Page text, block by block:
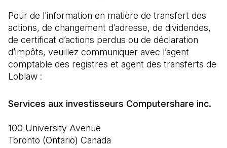
Pour de l’information en matière de transfert des
actions, de changement d’adresse, de dividendes,
de certificat d’actions perdus ou de déclaration
d’impôts, veuillez communiquer avec l’agent
comptable des registres et agent des transferts de
Loblaw :
100 University Avenue
Toronto (Ontario) Canada